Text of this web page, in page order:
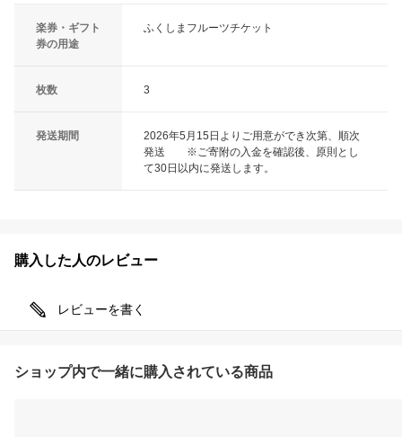
楽券・ギフト
券の用途
ふくしまフルーツチケット
枚数 3
発送期間
2026年5月15日よりご用意ができ次第、順次
発送 ※ご寄附の入金を確認後、原則とし
て30日以内に発送します。
購入した人のレビュー
レビューを書く
ショップ内で一緒に購入されている商品